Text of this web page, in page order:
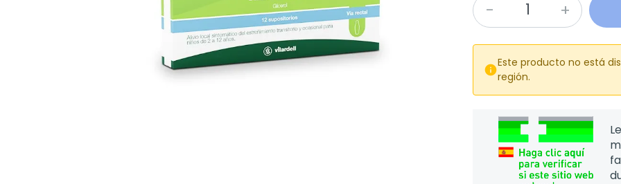

Este producto no está
región.